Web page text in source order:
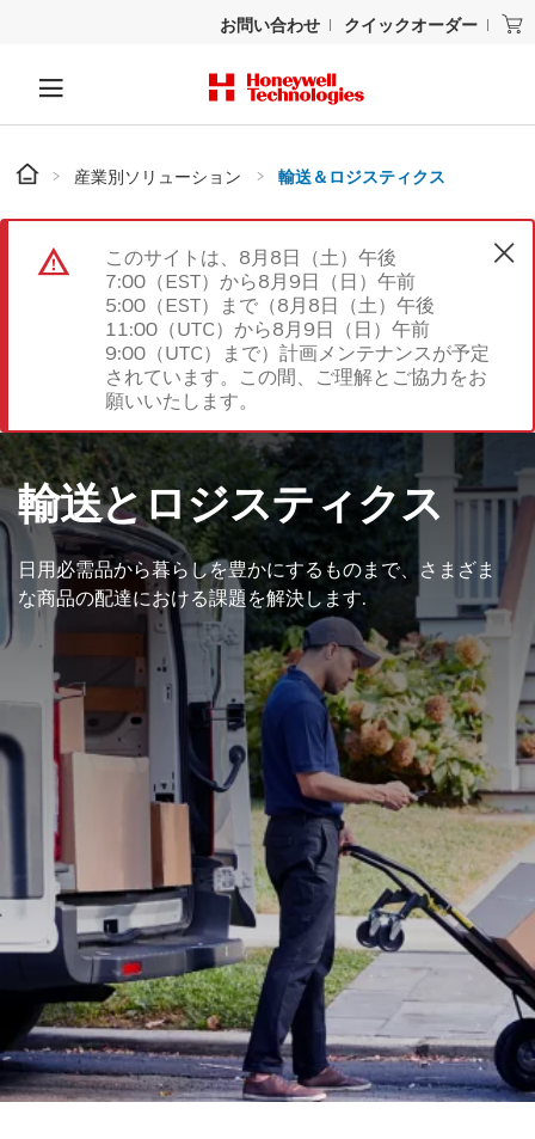
お問い合わせ クイックオーダー
産業別ソリューション 輸送＆ロジスティクス
このサイトは、8月8日（土）午後
7:00（EST）から8月9日（日）午前
5:00（EST）まで（8月8日（土）午後
11:00（UTC）から8月9日（日）午前
9:00（UTC）まで）計画メンテナンスが予定
されています。この間、ご理解とご協力をお
願いいたします。
輸送とロジスティクス
日用必需品から暮らしを豊かにするものまで、さまざま
な商品の配達における課題を解決します.